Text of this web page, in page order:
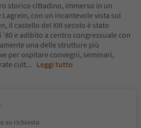
storico cittadino, immerso in un
con un incantevole vista sul
il castello del XIII secolo è stato
e adibito a centro congressuale con
una delle strutture più
per ospitare convegni, seminari,
cult... Leggi tutto
su richiesta